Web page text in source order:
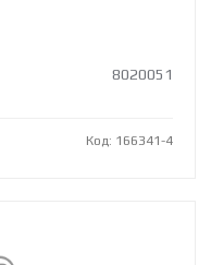
8020051
Код: 166341-4